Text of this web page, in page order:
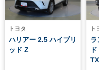
トヨタ
ハリアー 2.5 ハイブリ
ッド Z
ト
ラ